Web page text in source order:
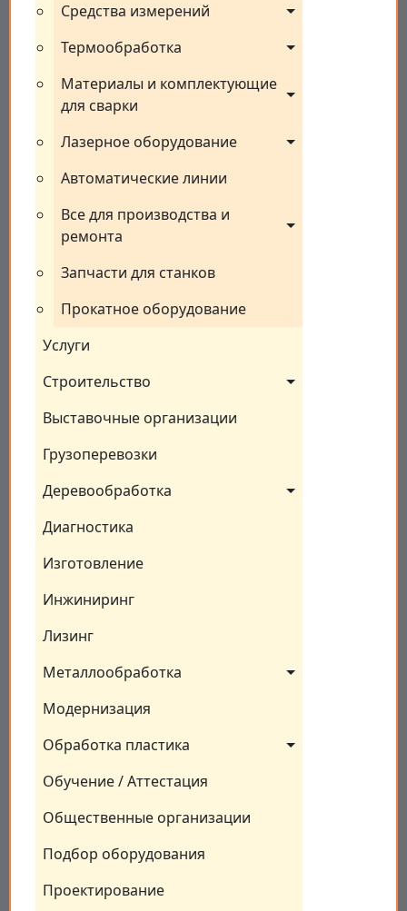
Средства измерений
Термообработка
Материалы и комплектующие
для сварки
Лазерное оборудование
Автоматические линии
Все для производства и
ремонта
Запчасти для станков
Прокатное оборудование
Услуги
Строительство
Выставочные организации
Грузоперевозки
Деревообработка
Диагностика
Изготовление
Инжиниринг
Лизинг
Металлообработка
Модернизация
Обработка пластика
Обучение / Аттестация
Общественные организации
Подбор оборудования
Проектирование